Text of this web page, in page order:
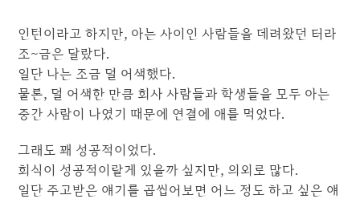
인턴이라고 하지만, 아는 사이인 사람들을 데려왔던 터라
조~금은 달랐다.
일단 나는 조금 덜 어색했다.
물론, 덜 어색한 만큼 회사 사람들과 학생들을 모두 아는
중간 사람이 나였기 때문에 연결에 애를 먹었다.
그래도 꽤 성공적이었다.
회식이 성공적이랄게 있을까 싶지만, 의외로 많다.
일단 주고받은 얘기를 곱씹어보면 어느 정도 하고 싶은 얘